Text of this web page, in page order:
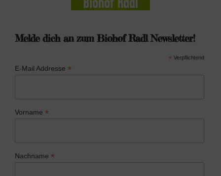
Melde dich an zum Biohof Radl Newsletter!
* Verpflichtend
E-Mail Addresse*
Vorname*
Nachname*